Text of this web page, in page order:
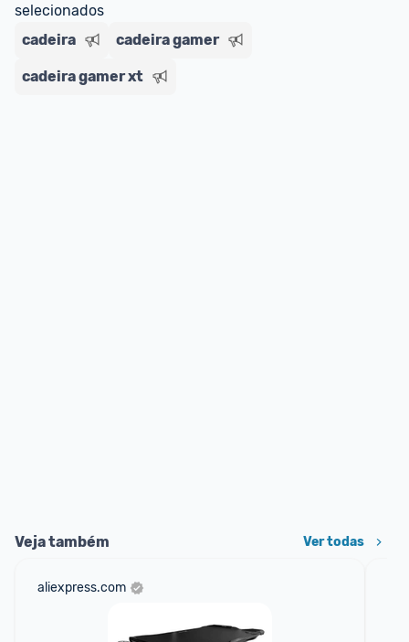
selecionados
cadeira
cadeira gamer
cadeira gamer xt
Veja também Ver todas
aliexpress.com